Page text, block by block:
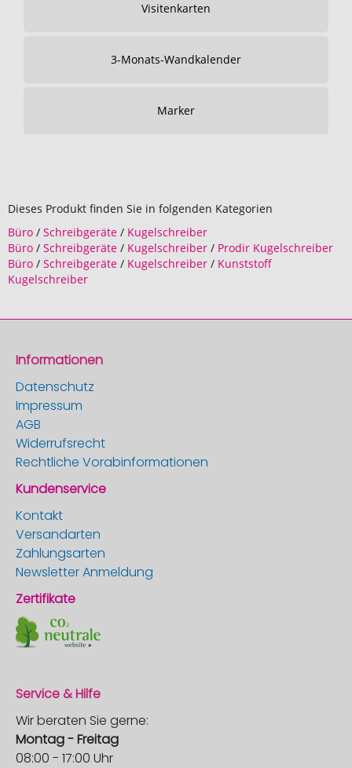
Visitenkarten
3-Monats-Wandkalender
Marker
Dieses Produkt finden Sie in folgenden Kategorien
Büro / Schreibgeräte / Kugelschreiber
Büro / Schreibgeräte / Kugelschreiber / Prodir Kugelschreiber
Büro / Schreibgeräte / Kugelschreiber / Kunststoff
Kugelschreiber
Informationen
Datenschutz
Impressum
AGB
Widerrufsrecht
Rechtliche Vorabinformationen
Kundenservice
Kontakt
Versandarten
Zahlungsarten
Newsletter Anmeldung
Zertifikate
Service & Hilfe
Wir beraten Sie gerne:
Montag - Freitag
08:00 - 17:00 Uhr